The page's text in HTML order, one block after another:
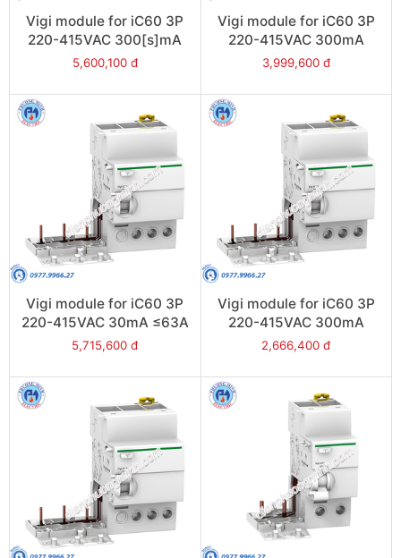
Vigi module for iC60 3P
220-415VAC 300[s]mA
≤63A - Model A9V25363
5,600,100 đ
Vigi module for iC60 3P
220-415VAC 300mA
≤63A - Model A9V44363
3,999,600 đ
Vigi module for iC60 3P
220-415VAC 30mA ≤63A
- Model A9V41363
5,715,600 đ
Vigi module for iC60 3P
220-415VAC 300mA
≤25A - Model A9V44325
2,666,400 đ